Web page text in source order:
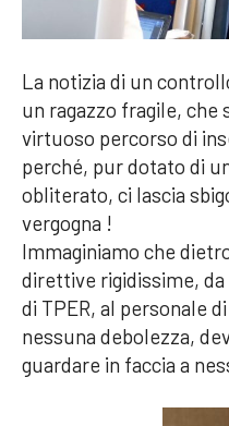
La notizia di un
un ragazzo fragile, che
virtuoso percorso di
perché, pur dotato di
obliterato, ci lascia
vergogna !
Immaginiamo che
direttive rigidissime, da
di TPER, al personale
nessuna debolezza,
guardare in faccia a